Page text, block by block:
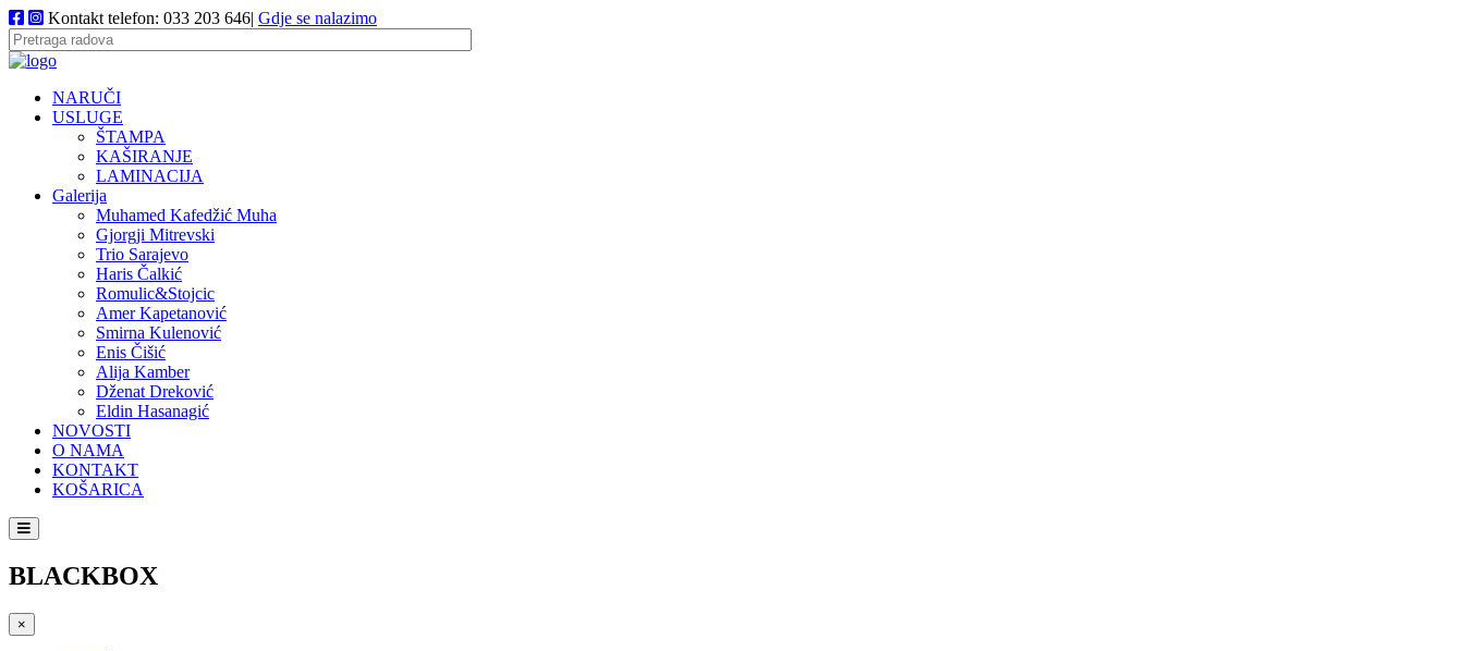
Kontakt telefon: 033 203 646| Gdje se nalazimo
NARUČI
USLUGE
ŠTAMPA
KAŠIRANJE
LAMINACIJA
Galerija
Muhamed Kafedžić Muha
Gjorgji Mitrevski
Trio Sarajevo
Haris Čalkić
Romulic&Stojcic
Amer Kapetanović
Smirna Kulenović
Enis Čišić
Alija Kamber
Dženat Dreković
Eldin Hasanagić
NOVOSTI
O NAMA
KONTAKT
KOŠARICA
BLACKBOX
×